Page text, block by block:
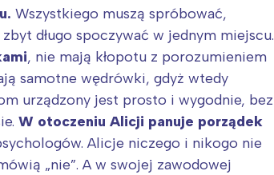
Wszystkiego muszą spróbować,
długo spoczywać w jednym miejscu.
, nie mają kłopotu z porozumieniem
samotne wędrówki, gdyż wtedy
urządzony jest prosto i wygodnie, bez
W otoczeniu Alicji panuje porządek
Alicje niczego i nikogo nie
„nie”. A w swojej zawodowej